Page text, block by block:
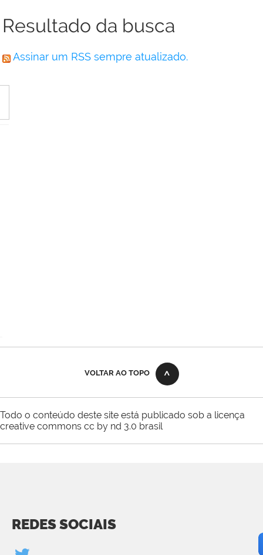
Resultado da busca
Assinar um RSS sempre atualizado.
VOLTAR AO TOPO
Todo o conteúdo deste site está publicado sob a licença
creative commons cc by nd 3.0 brasil
REDES SOCIAIS